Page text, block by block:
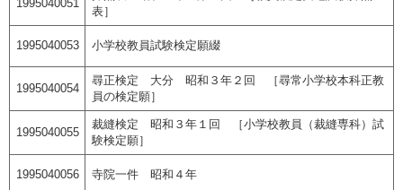
1995040051
表］
1995040053 小学校教員試験検定願綴
1995040054
尋正検定 大分 昭和３年２回 ［尋常小学校本科正教
員の検定願］
1995040055
裁縫検定 昭和３年１回 ［小学校教員（裁縫専科）試
験検定願］
1995040056 寺院一件 昭和４年